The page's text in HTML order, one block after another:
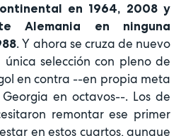
en 1964, 2008 y
Alemania en ninguna
. Y ahora se cruza de nuevo
selección con pleno de
en contra --en propia meta
en octavos--. Los de
remontar ese primer
en estos cuartos, aunque